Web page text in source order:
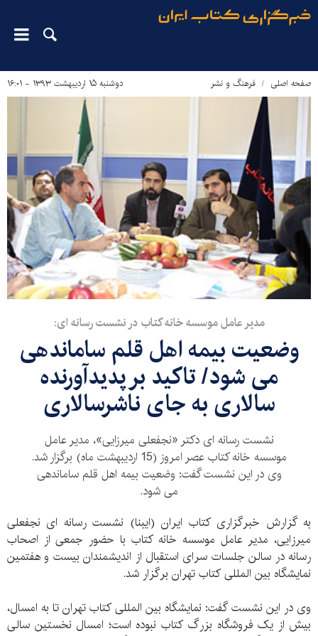
صفحه اصلی فرهنگ و نشر دوشنبه ۱۵ اردیبهشت ۱۳۹۳ - ۱۶:۰۱
مدیر عامل موسسه خانه کتاب در نشست رسانه ای:
وضعیت بیمه اهل قلم ساماندهی
می شود/ تاکید بر پدیدآورنده
سالاری به جای ناشرسالاری
نشست رسانه ای دکتر «نجفعلی میرزایی»، مدیر عامل
موسسه خانه کتاب عصر امروز (15 اردیبهشت ماه) برگزار شد.
وی در این نشست گفت: وضعیت بیمه اهل قلم ساماندهی
می شود.
به گزارش خبرگزاری کتاب ایران (ایبنا) نشست رسانه ای نجفعلی
میرزایی، مدیر عامل موسسه خانه کتاب با حضور جمعی از اصحاب
رسانه در سالن جلسات سرای استقبال از اندیشمندان بیست و هفتمین
نمایشگاه بین المللی کتاب تهران برگزار شد.
وی در این نشست گفت: نمایشگاه بین المللی کتاب تهران تا به امسال،
بیش از یک فروشگاه بزرگ کتاب نبوده است؛ امسال نخستین سالی